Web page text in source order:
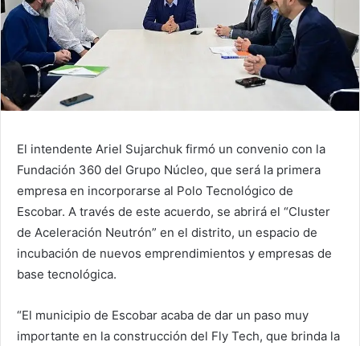
El intendente Ariel Sujarchuk firmó un convenio con la
Fundación 360 del Grupo Núcleo, que será la primera
empresa en incorporarse al Polo Tecnológico de
Escobar. A través de este acuerdo, se abrirá el “Cluster
de Aceleración Neutrón” en el distrito, un espacio de
incubación de nuevos emprendimientos y empresas de
base tecnológica.
“El municipio de Escobar acaba de dar un paso muy
importante en la construcción del Fly Tech, que brinda la